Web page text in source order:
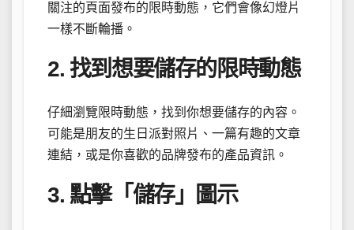
關注的頁面發布的限時動態，它們會像幻燈片
一樣不斷輪播。
2. 找到想要儲存的限時動態
仔細瀏覽限時動態，找到你想要儲存的內容。
可能是朋友的生日派對照片、一篇有趣的文章
連結，或是你喜歡的品牌發布的產品資訊。
3. 點擊「儲存」圖示